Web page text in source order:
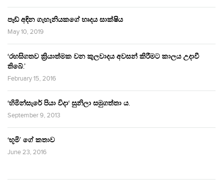
පෑඩ් අඳින ගැහැනියකගේ හෘදය සාක්ෂිය
May 10, 2019
‘රහසිගතව ක්‍රියාත්මක වන කුලවාදය අවසන් කිරීමට කාලය උදාවී
තිබේ.’
February 15, 2016
‘හිමින්සැරේ පියා විදා‘ සුනිලා සමුගත්තා ය.
September 9, 2013
‘භූමි’ ගේ කතාව
June 23, 2016